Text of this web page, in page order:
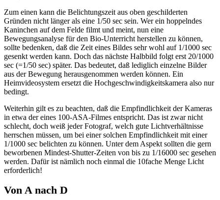
Zum einen kann die Belichtungszeit aus oben geschilderten
Gründen nicht länger als eine 1/50 sec sein. Wer ein hoppelndes
Kaninchen auf dem Felde filmt und meint, nun eine
Bewegungsanalyse für den Bio-Unterricht herstellen zu können,
sollte bedenken, daß die Zeit eines Bildes sehr wohl auf 1/1000 sec
gesenkt werden kann. Doch das nächste Halbbild folgt erst 20/1000
sec (=1/50 sec) später. Das bedeutet, daß lediglich einzelne Bilder
aus der Bewegung herausgenommen werden können. Ein
Heimvideosystem ersetzt die Hochgeschwindigkeitskamera also nur
bedingt.
Weiterhin gilt es zu beachten, daß die Empfindlichkeit der Kameras
in etwa der eines 100-ASA-Filmes entspricht. Das ist zwar nicht
schlecht, doch weiß jeder Fotograf, welch gute Lichtverhältnisse
herrschen müssen, um bei einer solchen Empfindlichkeit mit einer
1/1000 sec belichten zu können. Unter dem Aspekt sollten die gern
beworbenen Mindest-Shutter-Zeiten von bis zu 1/16000 sec gesehen
werden. Dafür ist nämlich noch einmal die 10fache Menge Licht
erforderlich!
Von A nach D